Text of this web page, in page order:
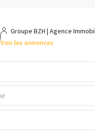
Groupe BZH | Agence
Voir les annonces